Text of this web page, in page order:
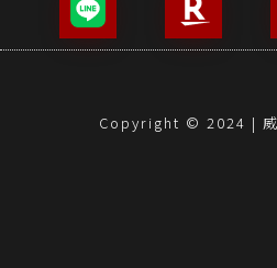
Copyright © 2024 | 威